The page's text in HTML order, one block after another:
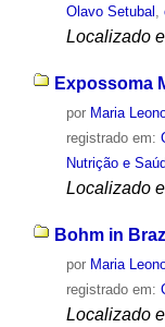
Olavo Setubal ,
Localizado
Expossoma
por Maria
registrado em:
Nutrição e
Localizado
Bohm in
por Maria
registrado em:
Localizado